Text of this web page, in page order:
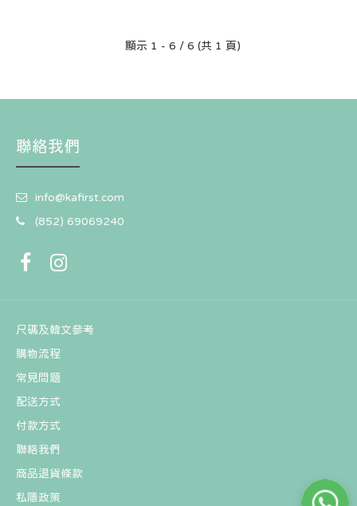
顯示 1 - 6 / 6 (共 1 頁)
聯絡我們
info@kafirst.com
(852) 69069240
尺碼及韓文參考
購物流程
常見問題
配送方式
付款方式
聯絡我們
商品退貨條款
私隱政策